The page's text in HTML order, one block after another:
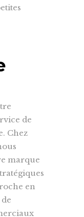
de
Chez
marque
en